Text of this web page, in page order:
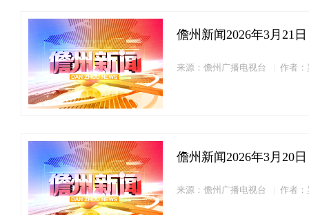
儋州新闻2026年3月21日
来源：儋州广播电视台 作者：
儋州新闻2026年3月20日
来源：儋州广播电视台 作者：